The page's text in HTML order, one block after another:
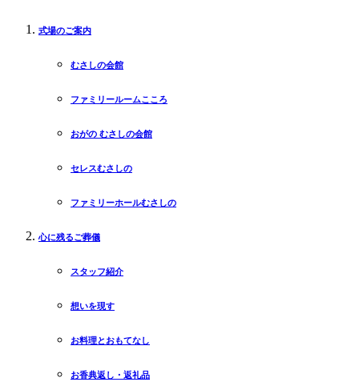
式場のご案内
むさしの会館
ファミリールームこころ
おがの むさしの会館
セレスむさしの
ファミリーホールむさしの
心に残るご葬儀
スタッフ紹介
想いを現す
お料理とおもてなし
お香典返し・返礼品